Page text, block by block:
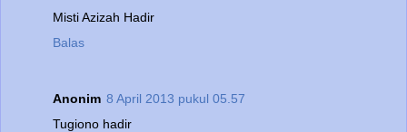
Misti Azizah Hadir
Balas
Anonim 8 April 2013 pukul 05.57
Tugiono hadir